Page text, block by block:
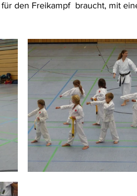
den Freikampf  braucht, mit